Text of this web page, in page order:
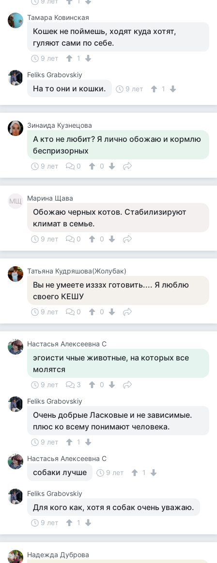
Тамара Ковинская
Кошек не поймешь, ходят куда хотят,
гуляют сами по себе.
9 лет
1
Feliks Grabovskiy
На то они и кошки. 9 лет 1
Зинаида Кузнецова
А кто не любит? Я лично обожаю и кормлю
беспризорных
9 лет 0 0
МЩ Марина Щава
Обожаю черных котов. Стабилизируют
климат в семье.
9 лет 0 0
Татьяна Кудряшова(Жолубак)
Вы не умеете изззх готовить.... Я люблю
своего КЕШУ
9 лет 0 0
Настасья Алексеевна С
эгоисти чные животные, на которых все
молятся
9 лет 3
0
Feliks Grabovskiy
Очень добрые Ласковые и не зависимые.
плюс ко всему понимают человека.
9 лет
1
Настасья Алексеевна С
собаки лучше 9 лет 1
Feliks Grabovskiy
Для кого как, хотя я собак очень уважаю.
9 лет 1
Надежда Дуброва